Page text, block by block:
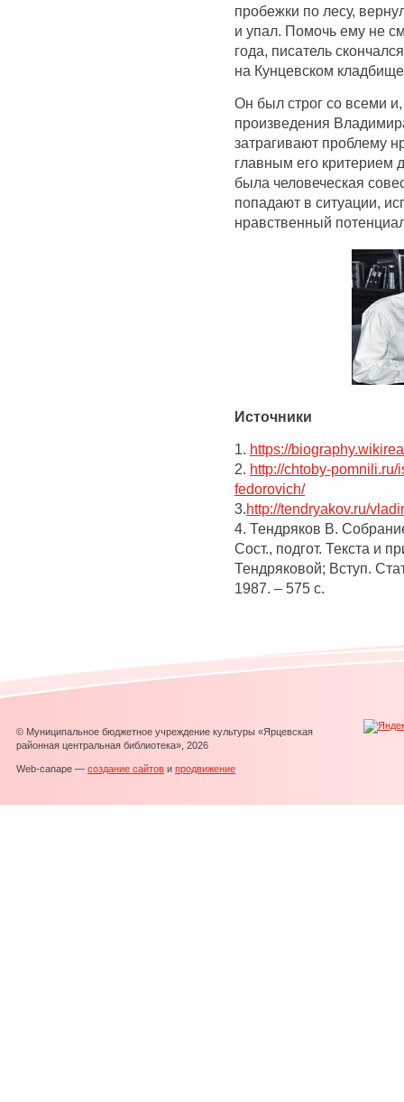
пробежки по лесу,
и упал. Помочь ему не
года, писатель
на Кунцевском
Он был строг со всеми
произведения
затрагивают проблему
главным его критерием
была человеческая
попадают в ситуации,
нравственный
Источники
1. https://
2. http://chtoby-
fedorovich/
3. http://tendryakov.ru/
4. Тендряков В.
Сост., подгот. Текста и
Тендряковой; Вступ.
1987. – 575 с.
© Муниципальное бюджетное учреждение культуры «Ярцевская
районная центральная библиотека», 2026
Web-canape — создание сайтов и продвижение